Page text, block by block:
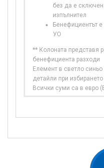
без да е
изпълнител
Бенефициентът
УО
** Колоната представя
бенефициента разходи
Елемент в светло
детайли при
Всички суми са в евро